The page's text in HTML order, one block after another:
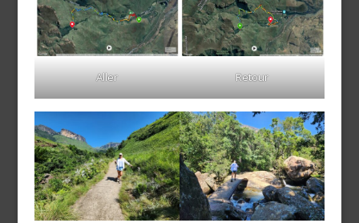
Aller Retour